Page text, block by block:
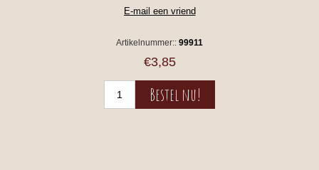
Artikelnummer:: 99911
€3,85